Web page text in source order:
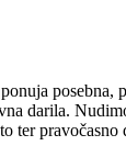
posebna,
darila.
ter pravočasno